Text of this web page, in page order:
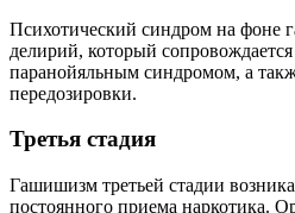
Психотический синдром на фоне
делирий, который
паранойяльным синдромом, а
передозировки.
Третья стадия
Гашишизм третьей стадии
постоянного приема наркотика.